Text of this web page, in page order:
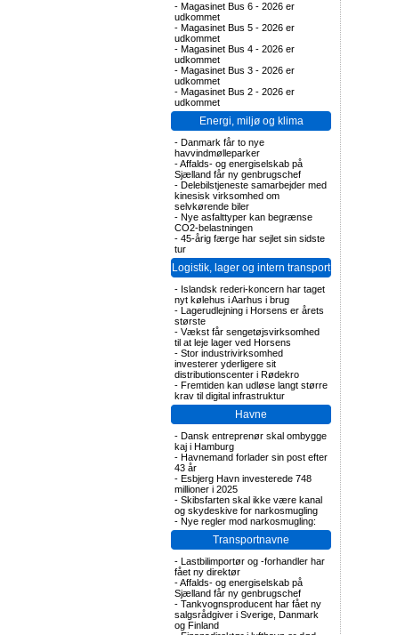
- Magasinet Bus 6 - 2026 er
udkommet
- Magasinet Bus 5 - 2026 er
udkommet
- Magasinet Bus 4 - 2026 er
udkommet
- Magasinet Bus 3 - 2026 er
udkommet
- Magasinet Bus 2 - 2026 er
udkommet
Energi, miljø og klima
- Danmark får to nye
havvindmølleparker
-Affalds- og energiselskab på
Sjælland får ny genbrugschef
- Delebilstjeneste samarbejder med
kinesisk virksomhed om
selvkørende biler
- Nye asfalttyper kan begrænse
CO2-belastningen
- 45-årig færge har sejlet sin sidste
tur
Logistik, lager og intern transport
- Islandsk rederi-koncern har taget
nyt kølehus i Aarhus i brug
- Lagerudlejning i Horsens er årets
største
- Vækst får sengetøjsvirksomhed
til at leje lager ved Horsens
- Stor industrivirksomhed
investerer yderligere sit
distributionscenter i Rødekro
- Fremtiden kan udløse langt større
krav til digital infrastruktur
Havne
- Dansk entreprenør skal ombygge
kaj i Hamburg
- Havnemand forlader sin post efter
43 år
- Esbjerg Havn investerede 748
millioner i 2025
- Skibsfarten skal ikke være kanal
og skydeskive for narkosmugling
- Nye regler mod narkosmugling:
Transportnavne
- Lastbilimportør og -forhandler har
fået ny direktør
-Affalds- og energiselskab på
Sjælland får ny genbrugschef
- Tankvognsproducent har fået ny
salgsrådgiver i Sverige, Danmark
og Finland